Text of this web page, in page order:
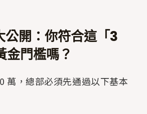
公開：你符合這「3
金門檻嗎？
萬，總部必須先通過以下基本